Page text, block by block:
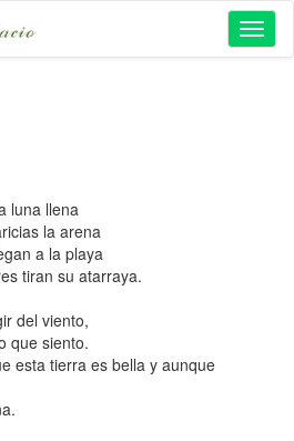
luna llena
la arena
a la playa
tiran su atarraya.
del viento,
que siento.
esta tierra es bella y aunque